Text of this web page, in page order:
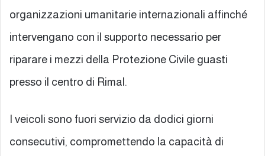
organizzazioni umanitarie internazionali affinché
intervengano con il supporto necessario per
riparare i mezzi della Protezione Civile guasti
presso il centro di Rimal.
I veicoli sono fuori servizio da dodici giorni
consecutivi, compromettendo la capacità di